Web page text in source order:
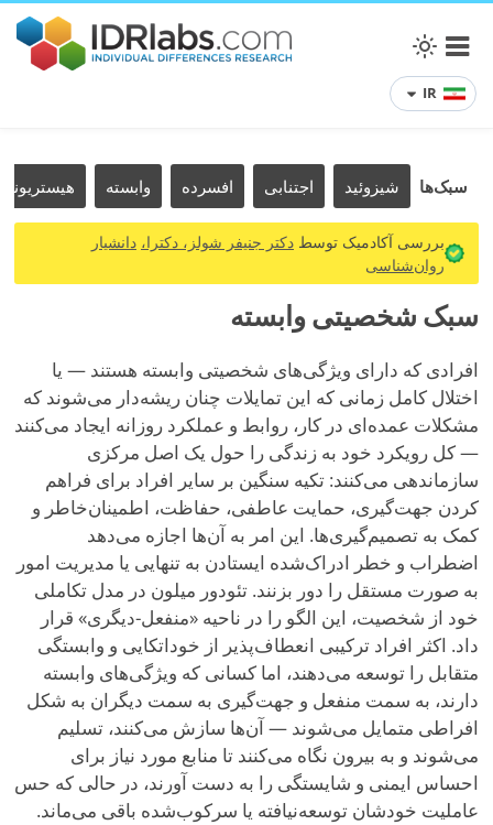
IR
سبک‌ها شیزوئید اجتنابی افسرده وابسته
بررسی آکادمیک توسط دکتر جنیفر شولز، دکترا، دانشیار
روان‌شناسی
سبک شخصیتی وابسته
افرادی که دارای ویژگی‌های شخصیتی وابسته هستند — یا
اختلال کامل زمانی که این تمایلات چنان ریشه‌دار می‌شوند که
مشکلات عمده‌ای در کار، روابط و عملکرد روزانه ایجاد می‌کنند
— کل رویکرد خود به زندگی را حول یک اصل مرکزی
سازماندهی می‌کنند: تکیه سنگین بر سایر افراد برای فراهم
کردن جهت‌گیری، حمایت عاطفی، حفاظت، اطمینان‌خاطر و
کمک به تصمیم‌گیری‌ها. این امر به آن‌ها اجازه می‌دهد
اضطراب و خطر ادراک‌شده ایستادن به تنهایی یا مدیریت امور
به صورت مستقل را دور بزنند. تئودور میلون در مدل تکاملی
خود از شخصیت، این الگو را در ناحیه «منفعل-دیگری» قرار
داد. اکثر افراد ترکیبی انعطاف‌پذیر از خوداتکایی و وابستگی
متقابل را توسعه می‌دهند، اما کسانی که ویژگی‌های وابسته
دارند، به سمت منفعل و جهت‌گیری به سمت دیگران به شکل
افراطی متمایل می‌شوند — آن‌ها سازش می‌کنند، تسلیم
می‌شوند و به بیرون نگاه می‌کنند تا منابع مورد نیاز برای
احساس ایمنی و شایستگی را به دست آورند، در حالی که حس
عاملیت خودشان توسعه‌نیافته یا سرکوب‌شده باقی می‌ماند.